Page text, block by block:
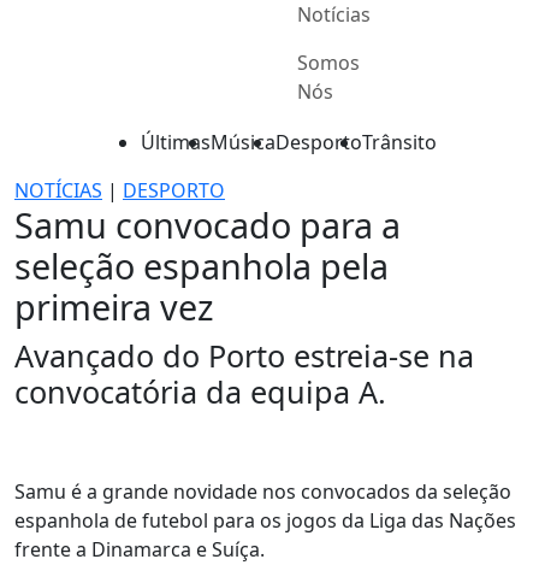
Notícias
Somos
Nós
ÚltimasMúsicaDesportoTrânsito
NOTÍCIAS | DESPORTO
Samu convocado para a
seleção espanhola pela
primeira vez
Avançado do Porto estreia-se na
convocatória da equipa A.
Samu é a grande novidade nos convocados da seleção
espanhola de futebol para os jogos da Liga das Nações
frente a Dinamarca e Suíça.